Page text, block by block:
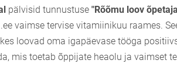
pälvisid tunnustuse "Rõõmu loov
vaimse tervise vitamiinikuu raames.
loovad oma igapäevase tööga
mis toetab õppijate heaolu ja vaimset